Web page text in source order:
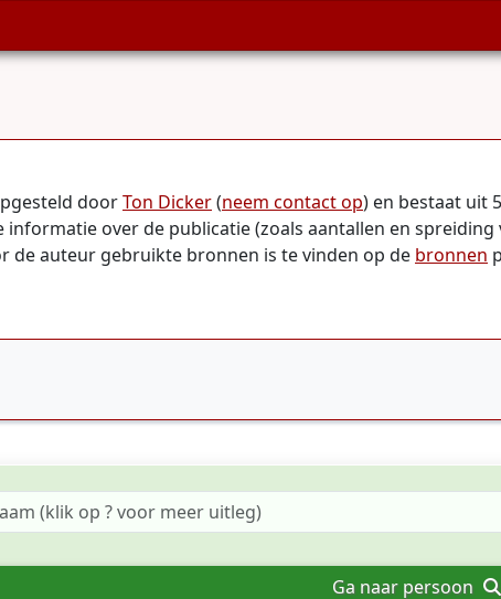
doorTon Dicker(neem contact op) en bestaat uit
over de publicatie (zoals aantallen en
de auteur gebruikte bronnen is te vinden op de bronnen
Ga naar persoon